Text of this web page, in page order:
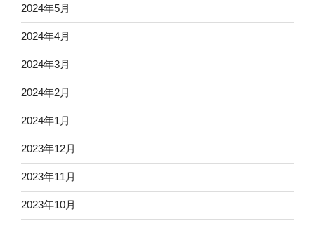
2024年5月
2024年4月
2024年3月
2024年2月
2024年1月
2023年12月
2023年11月
2023年10月